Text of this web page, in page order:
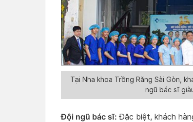
Tại Nha khoa Trồng Răng Sài Gòn,
ngũ bác sĩ
Đội ngũ bác sĩ: Đặc biệt, khách